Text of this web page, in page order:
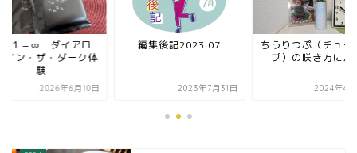
１＝∞ ダイアロ
イン・ザ・ダーク体
験
2026年6月10日
編集後記2023.07
2023年7月31日
ちうりつぷ（チュー
プ）の咲き方に思
2024年4